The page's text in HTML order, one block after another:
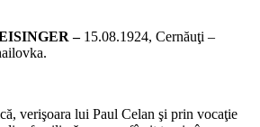
– 15.08.1924, Cernăuţi –
verişoara lui Paul Celan şi prin vocaţie